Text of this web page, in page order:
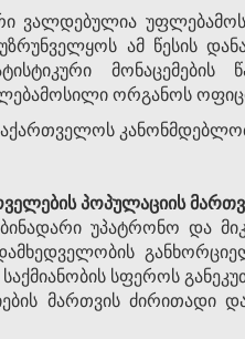
ვალდებულია
უზრუნველყოს ამ
ორგანოს
პოპულაციის
უპატრონო და
სფეროს
მართვის ძირითადი